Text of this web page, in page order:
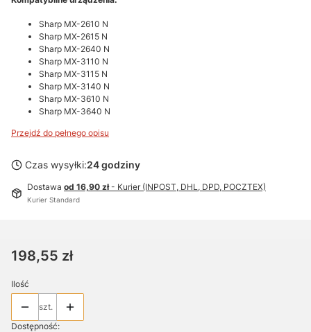
Sharp MX-2610 N
Sharp MX-2615 N
Sharp MX-2640 N
Sharp MX-3110 N
Sharp MX-3115 N
Sharp MX-3140 N
Sharp MX-3610 N
Sharp MX-3640 N
Przejdź do pełnego opisu
Czas wysyłki:24 godziny
Dostawa od 16,90 zł- Kurier (INPOST, DHL, DPD, POCZTEX)
Kurier Standard
Cena
198,55 zł
Ilość
szt.
Dostępność: